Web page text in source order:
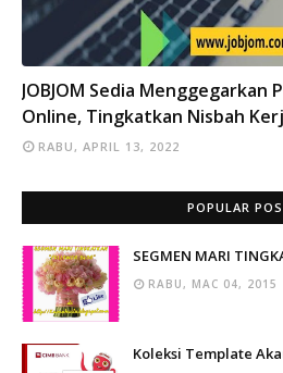
INFO
JOBJOM Sedia Menggegarkan
Online, Tingkatkan Nisbah
RABU, APRIL 13, 2022
POPULAR
SEGMEN MARI
RABU, MAC 04, 2015
Koleksi Template